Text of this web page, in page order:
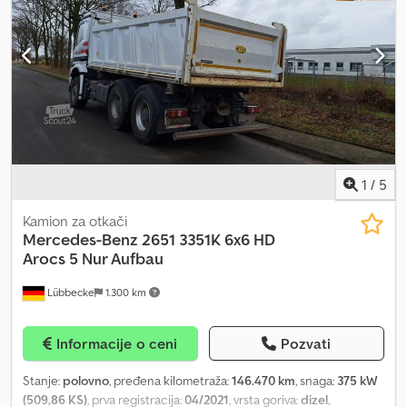
EquipCare 36M Dodatna oprema: Radio, kompletan, kuka za
opterećenje, blokada diferencijala 100%, zadnja osovina,
Upravljanje pomoću ručice, smanjenje pritiska u 3. hidrauličkom
krugu, dodatni balast, podmazivanje oslonca oscilirajuće osovine.
Uključuje: 1 x uređaj za slaganje 1200 mm - KRA 1 x lopata (HVF)
2050 mm KRA - 1,05 m³ Crsdpfjw Dk Tcsx Actof Dokumenti: Potvrda
podataka
1 / 5
Lübbecke 1.300 km
Kamion za otkači
Mercedes-Benz 2651 3351K 6x6 HD
Arocs 5 Nur Aufbau
Informacije o ceni Pozvati
Stanje: polovno, pređena kilometraža:146.470 km, snaga: 375 kW
(509,86 KS), prva registracija:04/2021, vrsta goriva:dizel,